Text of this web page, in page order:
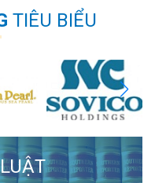
TIÊU BIỂU